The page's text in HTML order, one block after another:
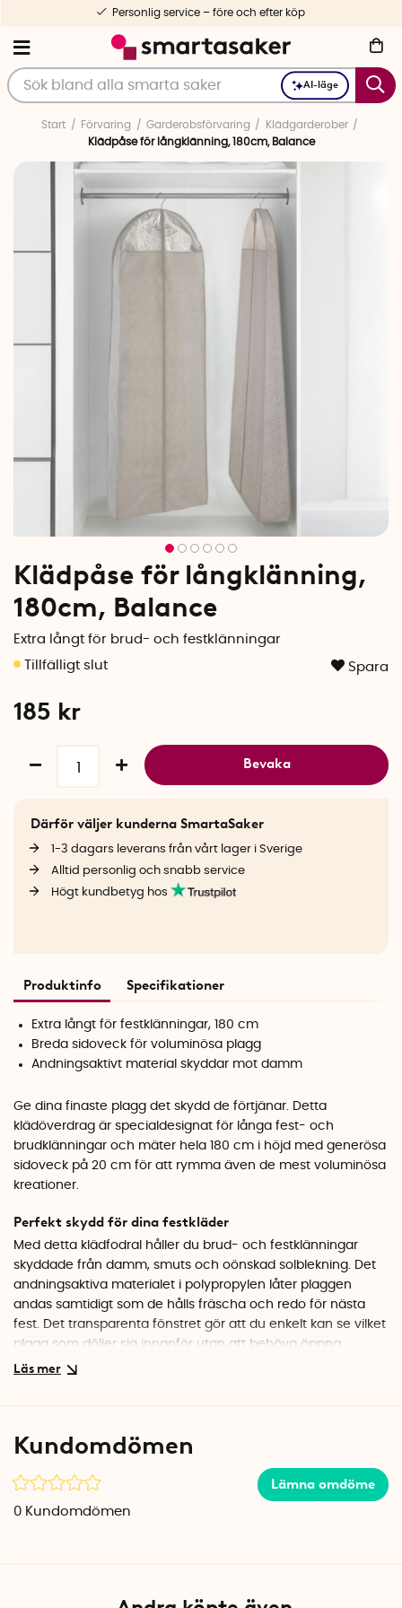
AI-läge
Personlig service – före och efter köp
Start Förvaring Garderobsförvaring
Klädgarderober
Klädpåse för långklänning, 180cm, Balance
Klädpåse för långklänning,
180cm, Balance
Extra långt för brud- och festklänningar
Spara
185 kr
Bevaka
Därför väljer kunderna SmartaSaker
1-3 dagars leverans från vårt lager i Sverige
Alltid personlig och snabb service
Högt kundbetyg hos
Produktinfo Specifikationer
Extra långt för festklänningar, 180 cm
Breda sidoveck för voluminösa plagg
Andningsaktivt material skyddar mot damm
Ge dina finaste plagg det skydd de förtjänar. Detta
klädöverdrag är specialdesignat för långa fest- och
brudklänningar och mäter hela 180 cm i höjd med generösa
sidoveck på 20 cm för att rymma även de mest voluminösa
kreationer.
Perfekt skydd för dina festkläder
Med detta klädfodral håller du brud- och festklänningar
skyddade från damm, smuts och oönskad solblekning. Det
andningsaktiva materialet i polypropylen låter plaggen
andas samtidigt som de hålls fräscha och redo för nästa
fest. Det transparenta fönstret gör att du enkelt kan se vilket
plagg som döljer sig innanför utan att behöva öppna
överdraget.
gör det enkelt att hänga i och ta ut kläder. Upptill finns en
överdraget lika användbart på resan som hemma i
garderoben. Den beige färgen med det diskreta mönstret
bara används vid speciella tillfällen? Detta klädöverdrag är
Kundomdömen
Lämna omdöme
0 Kundomdömen